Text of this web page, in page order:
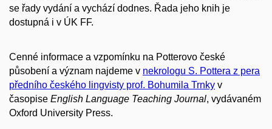
se řady vydání a vychází dodnes. Řada jeho knih je
dostupná i v ÚK FF.
Cenné informace a vzpomínku na Potterovo české
působení a význam najdeme v nekrologu S. Pottera z pera
předního českého lingvisty prof. Bohumila Trnky v
časopise English Language Teaching Journal, vydávaném
Oxford University Press.